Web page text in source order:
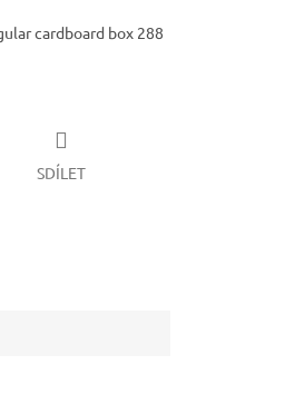
cardboard box 288
SDÍLET